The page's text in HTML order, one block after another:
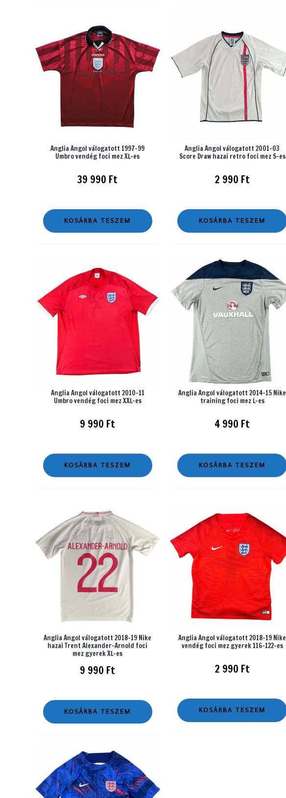
Anglia Angol válogatott 1997-99
Umbro vendég foci mez XL-es
39 990 Ft
KOSÁRBA TESZEM
Anglia Angol válogatott 2001-03
Score Draw hazai retro foci mez S-es
2 990 Ft
KOSÁRBA TESZEM
Anglia Angol válogatott 2010-11
Umbro vendég foci mez XXL-es
9 990 Ft
KOSÁRBA TESZEM
Anglia Angol válogatott 2014-15 Nike
training foci mez L-es
4 990 Ft
KOSÁRBA TESZEM
Anglia Angol válogatott 2018-19 Nike
hazai Trent Alexander-Arnold foci
mez gyerek XL-es
9 990 Ft
KOSÁRBA TESZEM
Anglia Angol válogatott 2018-19 Nike
vendég foci mez gyerek 116-122-es
2 990 Ft
KOSÁRBA TESZEM